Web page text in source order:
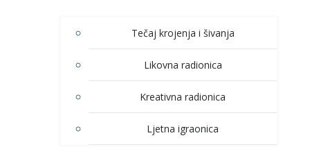
Tečaj krojenja i šivanja
Likovna radionica
Kreativna radionica
Ljetna igraonica